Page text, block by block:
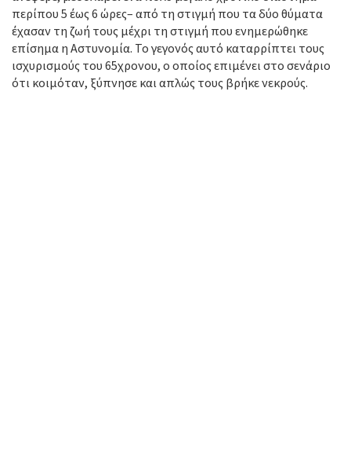
περίπου 5 έως 6 ώρες– από τη στιγμή που τα δύο θύματα
έχασαν τη ζωή τους μέχρι τη στιγμή που ενημερώθηκε
επίσημα η Αστυνομία. Το γεγονός αυτό καταρρίπτει τους
ισχυρισμούς του 65χρονου, ο οποίος επιμένει στο σενάριο
ότι κοιμόταν, ξύπνησε και απλώς τους βρήκε νεκρούς.